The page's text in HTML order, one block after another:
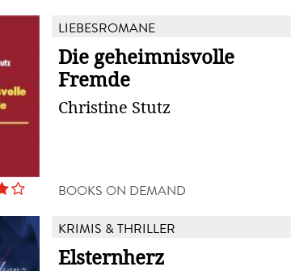
LIEBESROMANE
Die geheimnisvolle
Fremde
Christine Stutz
BOOKS ON DEMAND
KRIMIS & THRILLER
Elsternherz